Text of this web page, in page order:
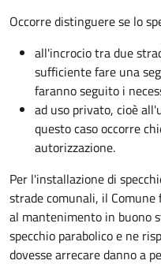
Occorre distinguere se lo
all'incrocio tra due
sufficiente fare una
faranno seguito i
ad uso privato, cioè
questo casooccorre
autorizzazione.
Per l'installazione di
strade comunali, il
al mantenimento in buono
specchio parabolico e ne
dovesse arrecare danno a